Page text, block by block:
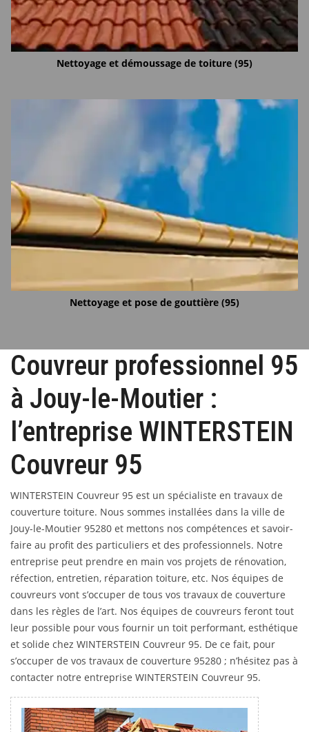
Nettoyage et démoussage de toiture (95)
Nettoyage et pose de gouttière (95)
Couvreur professionnel 95
à Jouy-le-Moutier :
l’entreprise WINTERSTEIN
Couvreur 95
WINTERSTEIN Couvreur 95 est un spécialiste en travaux de
couverture toiture. Nous sommes installées dans la ville de
Jouy-le-Moutier 95280 et mettons nos compétences et savoir-
faire au profit des particuliers et des professionnels. Notre
entreprise peut prendre en main vos projets de rénovation,
réfection, entretien, réparation toiture, etc. Nos équipes de
couvreurs vont s’occuper de tous vos travaux de couverture
dans les règles de l’art. Nos équipes de couvreurs feront tout
leur possible pour vous fournir un toit performant, esthétique
et solide chez WINTERSTEIN Couvreur 95. De ce fait, pour
s’occuper de vos travaux de couverture 95280 ; n’hésitez pas à
contacter notre entreprise WINTERSTEIN Couvreur 95.